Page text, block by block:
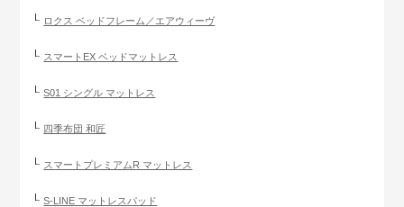
ロクス ベッドフレーム／エアウィーヴ
スマートEX ベッドマットレス
S01 シングル マットレス
四季布団 和匠
スマートプレミアムR マットレス
S-LINE マットレスパッド